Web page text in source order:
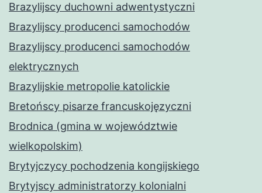
Brazylijscy duchowni adwentystyczni
Brazylijscy producenci samochodów
Brazylijscy producenci samochodów
elektrycznych
Brazylijskie metropolie katolickie
Bretońscy pisarze francuskojęzyczni
Brodnica (gmina w województwie
wielkopolskim)
Brytyjczycy pochodzenia kongijskiego
Brytyjscy administratorzy kolonialni